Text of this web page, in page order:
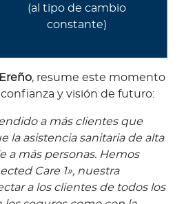
(al tipo de cambio
constante)
, resume este momento
y visión de futuro:
a más clientes que
la asistencia sanitaria de alta
a más personas. Hemos
Care 1», nuestra
a los clientes de todos los